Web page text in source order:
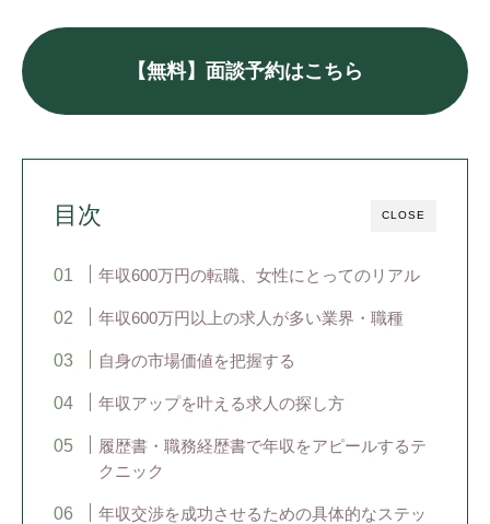
【無料】面談予約はこちら
CLOSE
目次
年収600万円の転職、女性にとってのリアル
年収600万円以上の求人が多い業界・職種
自身の市場価値を把握する
年収アップを叶える求人の探し方
履歴書・職務経歴書で年収をアピールするテ
クニック
年収交渉を成功させるための具体的なステッ